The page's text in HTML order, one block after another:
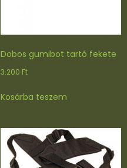
Dobos gumibot tartó fekete
3.200 Ft
Kosárba teszem